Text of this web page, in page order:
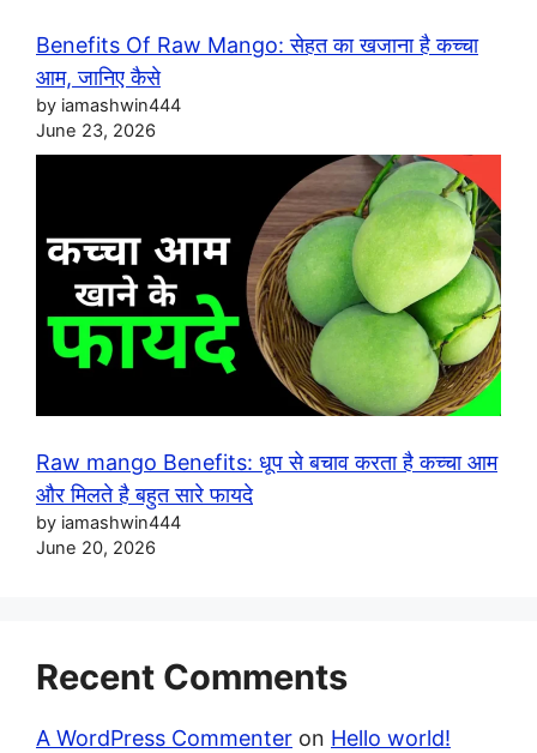
Benefits Of Raw Mango: सेहत का खजाना है कच्चा
आम, जानिए कैसे
by iamashwin444
June 23, 2026
Raw mango Benefits: धूप से बचाव करता है कच्चा आम
और मिलते है बहुत सारे फायदे
by iamashwin444
June 20, 2026
Recent Comments
A WordPress Commenter on Hello world!